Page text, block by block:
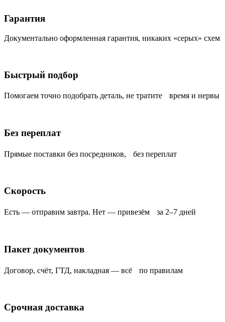
Гарантия
Документально оформленная гарантия, никаких «серых» схем
Быстрый подбор
Помогаем точно подобрать деталь, не тратите время и нервы
Без переплат
Прямые поставки без посредников, без переплат
Скорость
Есть — отправим завтра. Нет — привезём за 2–7 дней
Пакет документов
Договор, счёт, ГТД, накладная — всё по правилам
Срочная доставка